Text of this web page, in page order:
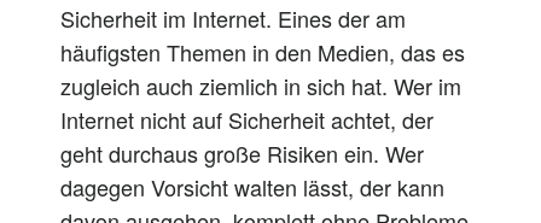
Sicherheit im Internet. Eines der am
häufigsten Themen in den Medien, das es
zugleich auch ziemlich in sich hat. Wer im
Internet nicht auf Sicherheit achtet, der
geht durchaus große Risiken ein. Wer
dagegen Vorsicht walten lässt, der kann